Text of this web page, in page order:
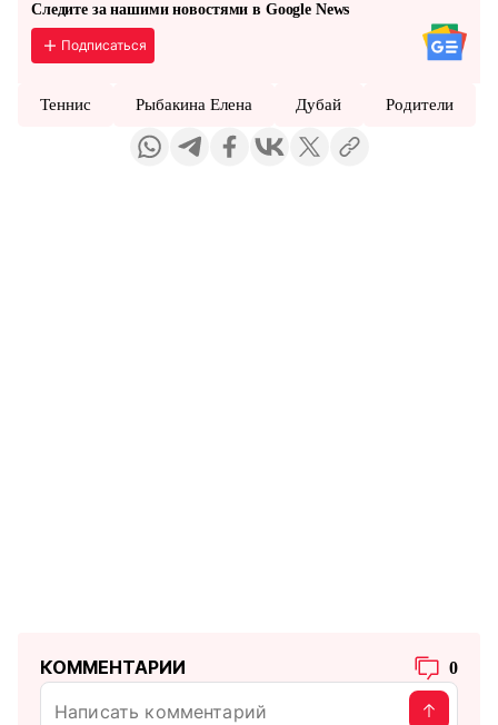
Следите за нашими новостями в Google News
Подписаться
Теннис Рыбакина Елена Дубай Родители
КОММЕНТАРИИ 0